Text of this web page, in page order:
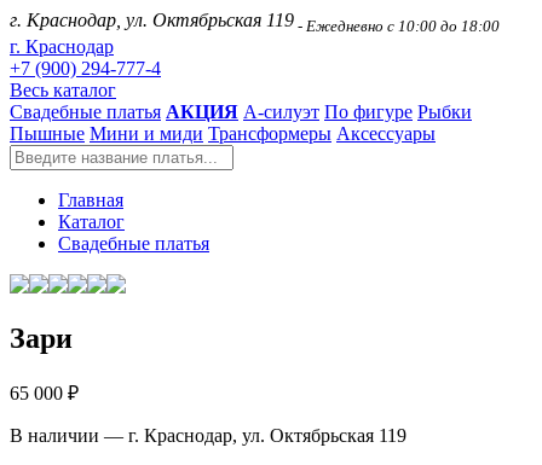
г. Краснодар, ул. Октябрьская 119 - Ежедневно с 10:00 до 18:00
г. Краснодар
+7 (900) 294-777-4
Весь каталог
Свадебные платья АКЦИЯ А-силуэт По фигуре Рыбки
Пышные Мини и миди Трансформеры Аксессуары
Главная
Каталог
Свадебные платья
Зари
65 000 ₽
В наличии — г. Краснодар, ул. Октябрьская 119